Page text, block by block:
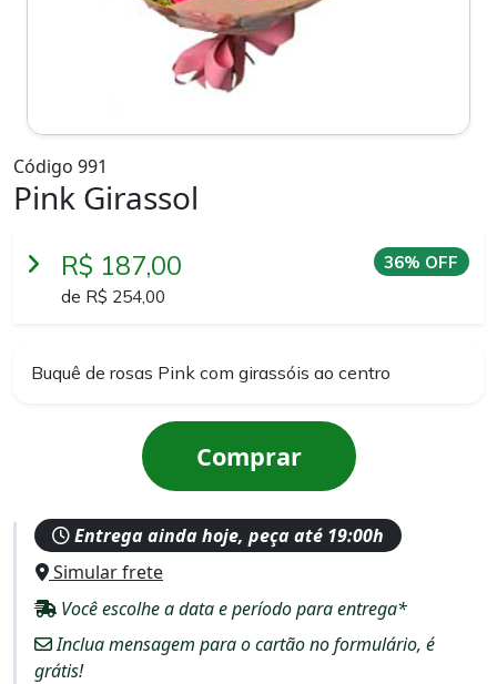
Código 991
Pink Girassol
36% OFF
R$ 187,00
de R$ 254,00
Buquê de rosas Pink com girassóis ao centro
Comprar
Entrega ainda hoje, peça até 19:00h
Simular frete
Você escolhe a data e período para entrega*
Inclua mensagem para o cartão no formulário, é
grátis!